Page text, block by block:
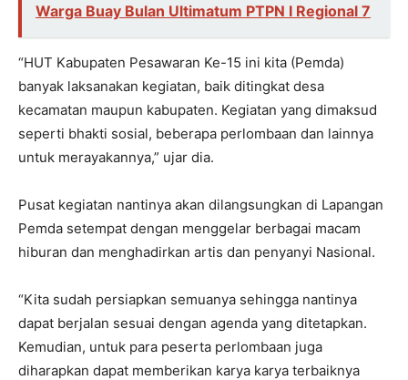
Warga Buay Bulan Ultimatum PTPN I Regional 7
“HUT Kabupaten Pesawaran Ke-15 ini kita (Pemda)
banyak laksanakan kegiatan, baik ditingkat desa
kecamatan maupun kabupaten. Kegiatan yang dimaksud
seperti bhakti sosial, beberapa perlombaan dan lainnya
untuk merayakannya,” ujar dia.
Pusat kegiatan nantinya akan dilangsungkan di Lapangan
Pemda setempat dengan menggelar berbagai macam
hiburan dan menghadirkan artis dan penyanyi Nasional.
“Kita sudah persiapkan semuanya sehingga nantinya
dapat berjalan sesuai dengan agenda yang ditetapkan.
Kemudian, untuk para peserta perlombaan juga
diharapkan dapat memberikan karya karya terbaiknya